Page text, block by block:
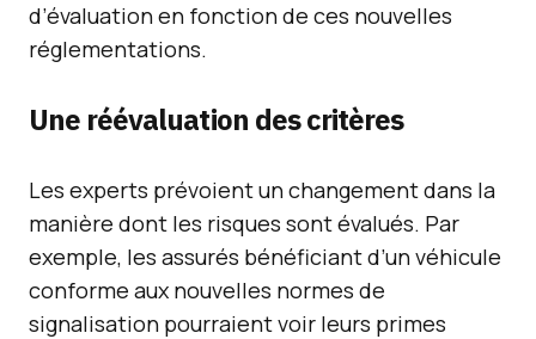
d’évaluation en fonction de ces nouvelles
réglementations.
Une réévaluation des critères
Les experts prévoient un changement dans la
manière dont les risques sont évalués. Par
exemple, les assurés bénéficiant d’un véhicule
conforme aux nouvelles normes de
signalisation pourraient voir leurs primes